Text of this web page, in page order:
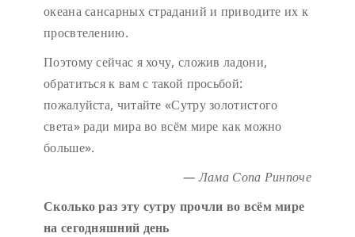
океана сансарных страданий и приводите их к
просвтелению.
Поэтому сейчас я хочу, сложив ладони,
обратиться к вам с такой просьбой:
пожалуйста, читайте «Сутру золотистого
света» ради мира во всём мире как можно
больше».
— Лама Сопа Ринпоче
Сколько раз эту сутру прочли во всём мире
на сегодняшний день